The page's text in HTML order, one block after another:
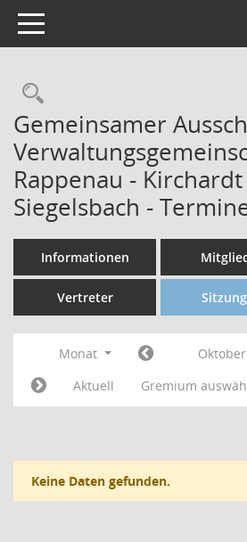
Toggle navigation
Gemeinsamer
Rappenau -
Siegelsbach -
Informationen
Vertreter
Monat Oktober
Aktuell
Gremium
Keine Daten gefunden.